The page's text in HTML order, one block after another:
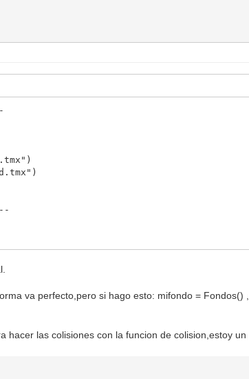
va perfecto,pero si hago esto: mifondo =
las colisiones con la funcion de colision,estoy un